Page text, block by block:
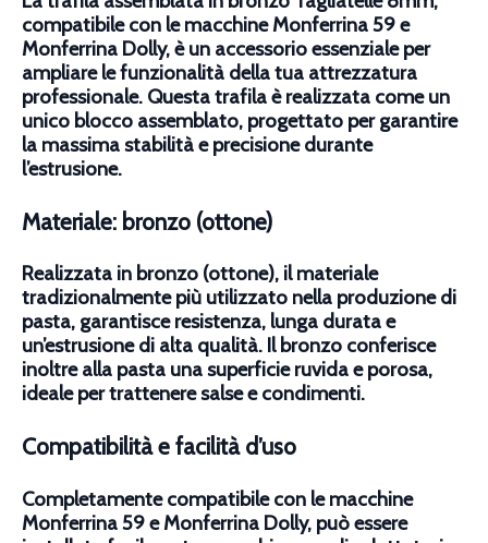
compatibile con le macchine Monferrina 59 e
Monferrina Dolly, è un accessorio essenziale per
ampliare le funzionalità della tua attrezzatura
professionale. Questa trafila è realizzata come un
unico blocco assemblato, progettato per garantire
la massima stabilità e precisione durante
l’estrusione.
Materiale: bronzo (ottone)
Realizzata in bronzo (ottone), il materiale
tradizionalmente più utilizzato nella produzione di
pasta, garantisce resistenza, lunga durata e
un’estrusione di alta qualità. Il bronzo conferisce
inoltre alla pasta una superficie ruvida e porosa,
ideale per trattenere salse e condimenti.
Compatibilità e facilità d’uso
Completamente compatibile con le macchine
Monferrina 59 e Monferrina Dolly, può essere